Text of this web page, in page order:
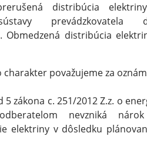
distribúcia
prevádzkovatela
Obmedzená distribúcia
považujeme za
5 zákona c. 251/2012 Z.z. o
nevzniká
elektriny v dôsledku